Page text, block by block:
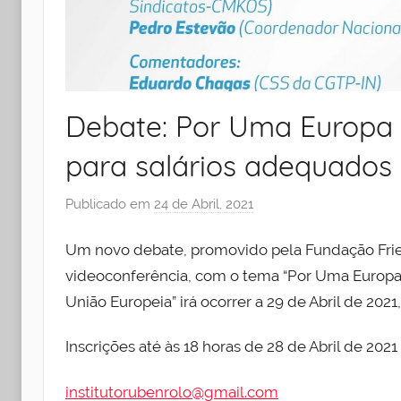
Debate: Por Uma
para salários
Publicado em 24 de Abril, 2021
r
I
n
t
t
Um novo debate, promovido pela Fundação
videoconferência, com o tema “Por Uma
União Europeia” irá ocorrer a 29 de Abril de
Inscrições até às 18 horas de 28 de Abril de 2021
institutorubenrolo@gmail.com